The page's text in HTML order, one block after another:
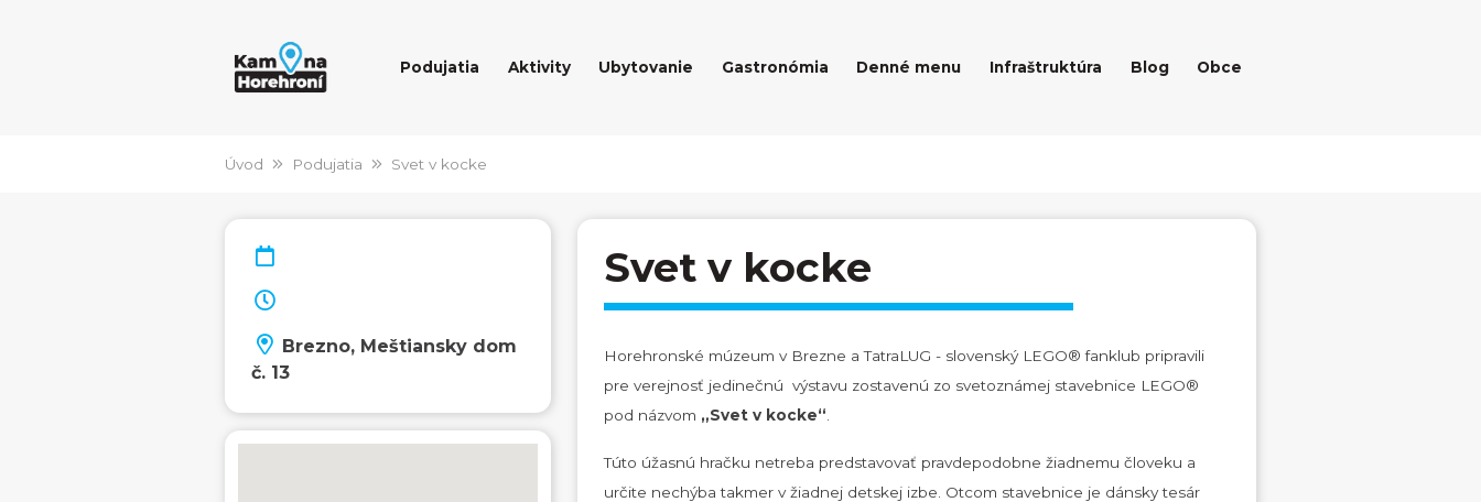
Podujatia Aktivity Ubytovanie Gastronómia Denné menu Infraštruktúra Blog Obce
Úvod Podujatia Svet v kocke
Brezno, Meštiansky dom
č. 13
Svet v kocke
Horehronské múzeum v Brezne a TatraLUG - slovenský LEGO® fanklub pripravili
pre verejnosť jedinečnú výstavu zostavenú zo svetoznámej stavebnice LEGO®
pod názvom „Svet v kocke“
Túto úžasnú hračku netreba predstavovať pravdepodobne žiadnemu človeku a
určite nechýba takmer v žiadnej detskej izbe. Otcom stavebnice je dánsky tesár